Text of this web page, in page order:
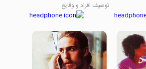
توصیف افراد و وقایع